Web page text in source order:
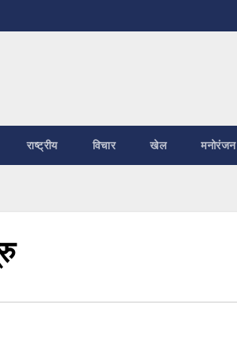
राष्ट्रीय विचार खेल मनोरंजन